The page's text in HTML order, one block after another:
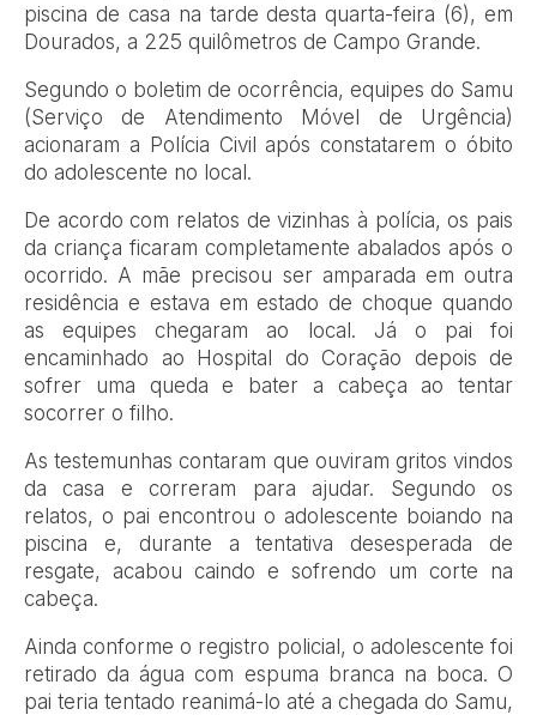
piscina de casa na tarde desta quarta-feira (6), em
Dourados, a 225 quilômetros de Campo Grande.
Segundo o boletim de ocorrência, equipes do Samu
(Serviço de Atendimento Móvel de Urgência)
acionaram a Polícia Civil após constatarem o óbito
do adolescente no local.
De acordo com relatos de vizinhas à polícia, os pais
da criança ficaram completamente abalados após o
ocorrido. A mãe precisou ser amparada em outra
residência e estava em estado de choque quando
as equipes chegaram ao local. Já o pai foi
encaminhado ao Hospital do Coração depois de
sofrer uma queda e bater a cabeça ao tentar
socorrer o filho.
As testemunhas contaram que ouviram gritos vindos
da casa e correram para ajudar. Segundo os
relatos, o pai encontrou o adolescente boiando na
piscina e, durante a tentativa desesperada de
resgate, acabou caindo e sofrendo um corte na
cabeça.
Ainda conforme o registro policial, o adolescente foi
retirado da água com espuma branca na boca. O
pai teria tentado reanimá-lo até a chegada do Samu,